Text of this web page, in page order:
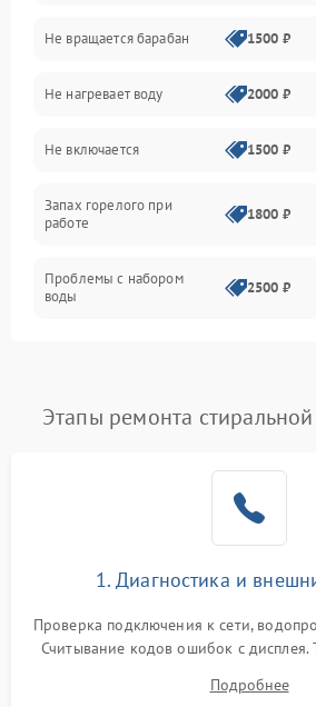
Слив
Программное обеспечение
Не вращается барабан 1500 ₽
Не нагревает воду 2000 ₽
Не включается 1500 ₽
Запах горелого при
работе
1800 ₽
Проблемы с набором
воды
2500 ₽
Замена платы управления
Этапы ремонта
1. Диагностика и
Проверка подключения к сети,
Считывание кодов ошибок с дисплея.
выявления посторонних шумов,
электронного модуля
Подробнее